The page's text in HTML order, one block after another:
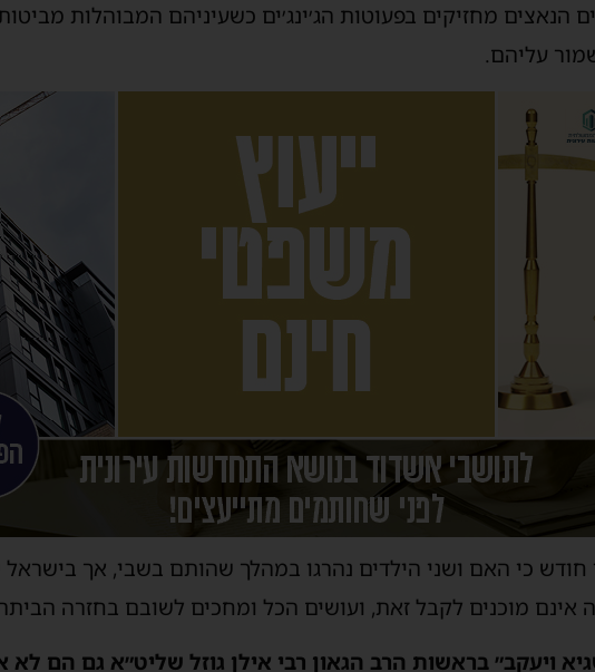
הנאצים מחזיקים בפעוטות הג׳ינג׳ים כשעיניהם המבוהלות
עליהם.
חודש כי האם ושני הילדים נהרגו במהלך שהותם בשבי, אך
מוכנים לקבל זאת, ועושים הכל ומחכים לשובם בחזרה
ויעקב״ בראשות הרב הגאון רבי אילן גוזל שליט״א גם הם